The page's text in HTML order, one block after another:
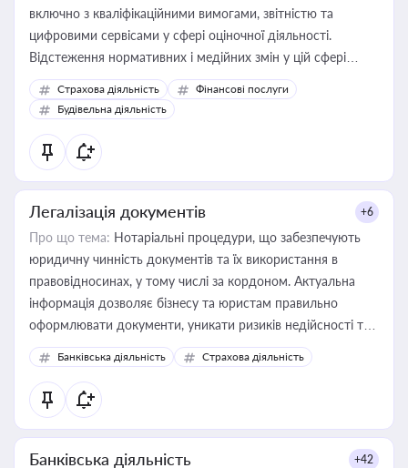
включно з кваліфікаційними вимогами, звітністю та
цифровими сервісами у сфері оціночної діяльності.
Відстеження нормативних і медійних змін у цій сфері
корисне для власника бізнесу, керівника, юриста або
бухгалтера під час оподаткування, приватизації, оренди
державного майна, корпоративних угод і перевірки
статусу суб'єктів оціночної діяльності
Страхова діяльність
Фінансові послуги
Будівельна діяльність
Легалізація документів +6
Про що тема: Нотаріальні процедури, що забезпечують
юридичну чинність документів та їх використання в
правовідносинах, у тому числі за кордоном. Актуальна
інформація дозволяє бізнесу та юристам правильно
оформлювати документи, уникати ризиків недійсності та
забезпечувати їх належне прийняття органами влади та
контрагентами
Банківська діяльність Страхова діяльність
Банківська діяльність +42